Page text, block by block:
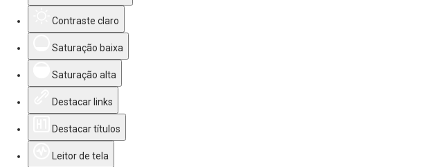
Contraste claro
Saturação baixa
Saturação alta
Destacar links
Destacar títulos
Leitor de tela